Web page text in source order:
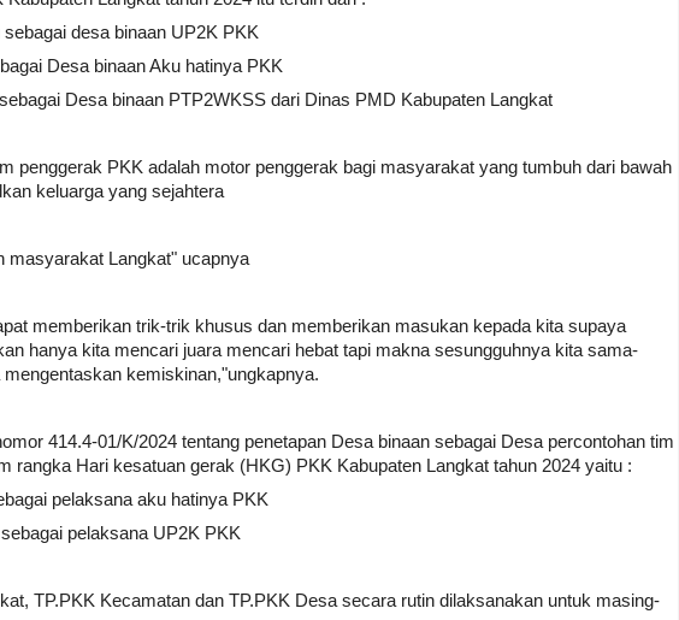
desa binaan UP2K PKK
Desa binaan Aku hatinya PKK
Desa binaan PTP2WKSS dari Dinas PMD Kabupaten Langkat
penggerak PKK adalah motor penggerak bagi masyarakat yang tumbuh dari bawah
keluarga yang sejahtera
masyarakat Langkat" ucapnya
memberikan trik-trik khusus dan memberikan masukan kepada kita supaya
hanya kita mencari juara mencari hebat tapi makna sesungguhnya kita sama-
kemiskinan,"ungkapnya.
414.4-01/K/2024 tentang penetapan Desa binaan sebagai Desa percontohan tim
rangka Hari kesatuan gerak (HKG) PKK Kabupaten Langkat tahun 2024 yaitu :
pelaksana aku hatinya PKK
pelaksana UP2K PKK
TP.PKK Kecamatan dan TP.PKK Desa secara rutin dilaksanakan untuk masing-